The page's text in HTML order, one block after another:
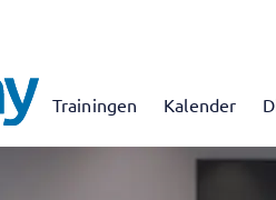
Trainingen Kalender